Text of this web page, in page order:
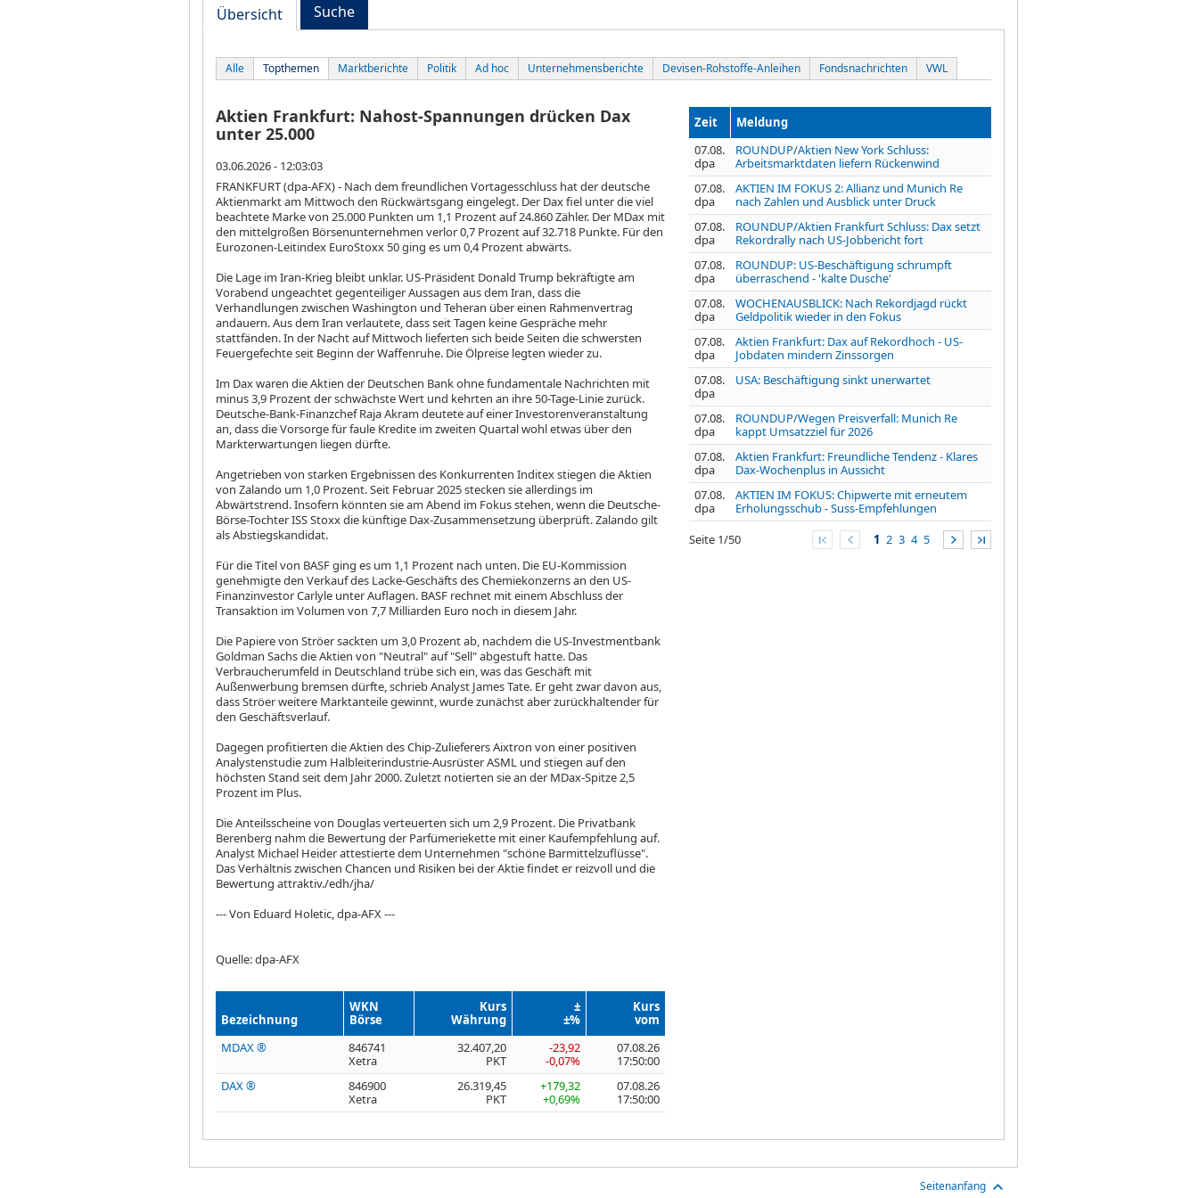
Übersicht Suche
Alle Topthemen Marktberichte Politik Ad hoc Unternehmensberichte Devisen-Rohstoffe-Anleihen Fondsnachrichten VWL
Aktien Frankfurt: Nahost-Spannungen drücken Dax
unter 25.000
03.06.2026 - 12:03:03
FRANKFURT (dpa-AFX) - Nach dem freundlichen Vortagesschluss hat der deutsche
Aktienmarkt am Mittwoch den Rückwärtsgang eingelegt. Der Daxfiel unter die viel
beachtete Marke von 25.000 Punkten um 1,1 Prozent auf 24.860 Zähler. Der MDax mit
den mittelgroßen Börsenunternehmen verlor 0,7 Prozent auf 32.718 Punkte. Für den
Eurozonen-Leitindex EuroStoxx 50ging es um 0,4 Prozent abwärts.
Die Lage im Iran-Krieg bleibt unklar. US-Präsident Donald Trump bekräftigte am
Vorabend ungeachtet gegenteiliger Aussagen aus dem Iran, dass die
Verhandlungen zwischen Washington und Teheran über einen Rahmenvertrag
andauern. Aus dem Iran verlautete, dass seit Tagen keine Gespräche mehr
stattfänden. In der Nacht auf Mittwoch lieferten sich beide Seiten die schwersten
Feuergefechte seit Beginn der Waffenruhe. Die Ölpreise legten wieder zu.
Im Dax waren die Aktien der Deutschen Bankohne fundamentale Nachrichten mit
minus 3,9 Prozent der schwächste Wert und kehrten an ihre 50-Tage-Linie zurück.
Deutsche-Bank-Finanzchef Raja Akram deutete auf einer Investorenveranstaltung
an, dass die Vorsorge für faule Kredite im zweiten Quartal wohl etwas über den
Markterwartungen liegen dürfte.
Angetrieben von starken Ergebnissen des Konkurrenten Inditexstiegen die Aktien
von Zalando um 1,0 Prozent. Seit Februar 2025 stecken sie allerdings im
Abwärtstrend. Insofern könnten sie am Abend im Fokus stehen, wenn die Deutsche-
Börse-Tochter ISS Stoxx die künftige Dax-Zusammensetzung überprüft. Zalando gilt
als Abstiegskandidat.
Für die Titel von BASFging es um 1,1 Prozent nach unten. Die EU-Kommission
genehmigte den Verkauf des Lacke-Geschäfts des Chemiekonzerns an den US-
Finanzinvestor Carlyle unter Auflagen. BASF rechnet mit einem Abschluss der
Transaktion im Volumen von 7,7 Milliarden Euro noch in diesem Jahr.
Die Papiere von Ströersackten um 3,0 Prozent ab, nachdem die US-Investmentbank
Goldman Sachs die Aktien von "Neutral" auf "Sell" abgestuft hatte. Das
Verbraucherumfeld in Deutschland trübe sich ein, was das Geschäft mit
Außenwerbung bremsen dürfte, schrieb Analyst James Tate. Er geht zwar davon aus,
dass Ströer weitere Marktanteile gewinnt, wurde zunächst aber zurückhaltender für
den Geschäftsverlauf.
Dagegen profitierten die Aktien des Chip-Zulieferers Aixtron von einer positiven
Analystenstudie zum Halbleiterindustrie-Ausrüster ASML und stiegen auf den
höchsten Stand seit dem Jahr 2000. Zuletzt notierten sie an der MDax-Spitze 2,5
Prozent im Plus.
Die Anteilsscheine von Douglasverteuerten sich um 2,9 Prozent. Die Privatbank
Berenberg nahm die Bewertung der Parfümeriekette mit einer Kaufempfehlung auf.
Analyst Michael Heider attestierte dem Unternehmen "schöne Barmittelzuflüsse".
Das Verhältnis zwischen Chancen und Risiken bei der Aktie findet er reizvoll und die
Bewertung attraktiv./edh/jha/
--- Von Eduard Holetic, dpa-AFX ---
Quelle: dpa-AFX
Bezeichnung
WKN
Börse
Kurs
Währung
±
±%
Kurs
vom
MDAX ®
846741
Xetra
32.407,20
PKT
-23,92
-0,07%
07.08.26
17:50:00
DAX ®
846900
Xetra
26.319,45
PKT
+179,32
+0,69%
07.08.26
17:50:00
Zeit
Meldung
07.08.
dpa
ROUNDUP/Aktien New York Schluss:
Arbeitsmarktdaten liefern Rückenwind
07.08.
dpa
AKTIEN IM FOKUS 2: Allianz und Munich Re
nach Zahlen und Ausblick unter Druck
07.08.
dpa
ROUNDUP/Aktien Frankfurt Schluss: Dax setzt
Rekordrally nach US-Jobbericht fort
07.08.
dpa
ROUNDUP: US-Beschäftigung schrumpft
überraschend - 'kalte Dusche'
07.08.
dpa
WOCHENAUSBLICK: Nach Rekordjagd rückt
Geldpolitik wieder in den Fokus
07.08.
dpa
Aktien Frankfurt: Dax auf Rekordhoch - US-
Jobdaten mindern Zinssorgen
07.08.
dpa
USA: Beschäftigung sinkt unerwartet
07.08.
dpa
ROUNDUP/Wegen Preisverfall: Munich Re
kappt Umsatzziel für 2026
07.08.
dpa
Aktien Frankfurt: Freundliche Tendenz - Klares
Dax-Wochenplus in Aussicht
07.08.
dpa
AKTIEN IM FOKUS: Chipwerte mit erneutem
Erholungsschub - Suss-Empfehlungen
Seite 1/50 1 2 3 4 5
Seitenanfang